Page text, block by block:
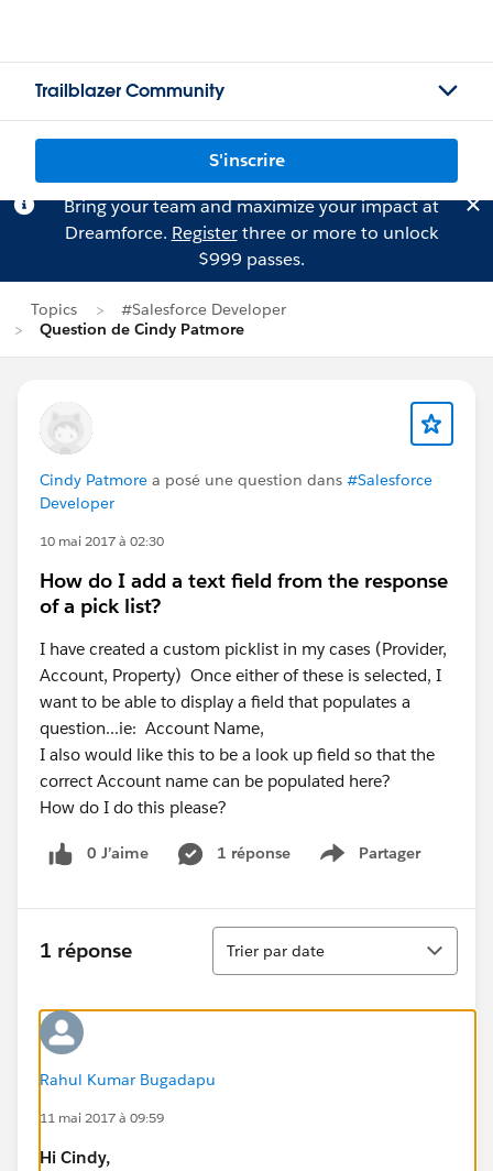
Trailblazer Community
S'inscrire
Bring your team and maximize your impact at
Dreamforce. Registerthree or more to unlock
$999 passes.
Topics
#Salesforce Developer
Question de Cindy Patmore
Cindy Patmore a posé une question dans #Salesforce
Developer
10 mai 2017 à 02:30
How do I add a text field from the response
of a pick list?
I have created a custom picklist in my cases (Provider,
Account, Property) Once either of these is selected, I
want to be able to display a field that populates a
question...ie: Account Name,
I also would like this to be a look up field so that the
correct Account name can be populated here?
How do I do this please?
0 J’aime 1 réponse Partager
Show menu
1 réponse
Tri
Trier par date
Rahul Kumar Bugadapu
11 mai 2017 à 09:59
Hi Cindy,